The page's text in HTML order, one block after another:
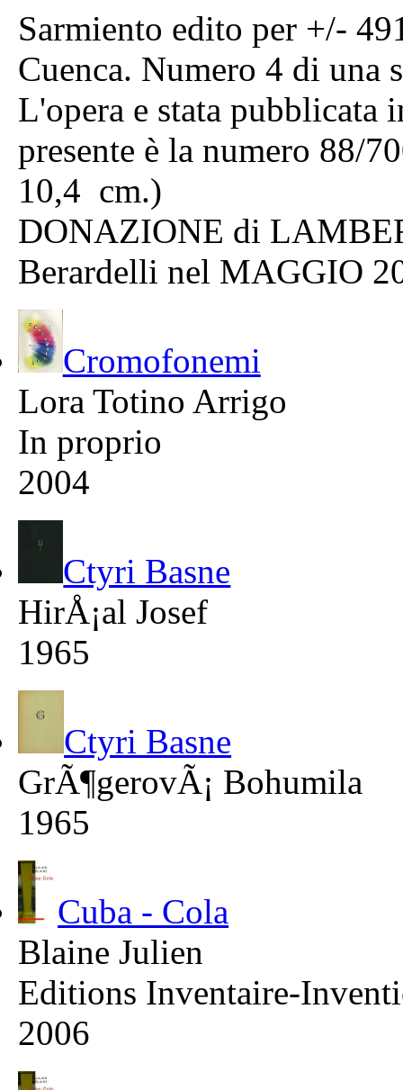
Sarmiento edito per +/-
Cuenca. Numero 4 di una
L'opera e stata pubblicata
presente è la numero 88/
10,4 cm.)
DONAZIONE di
Berardelli nel MAGGIO
Cromofonemi
Lora Totino Arrigo
In proprio
2004
Ctyri Basne
HirÅ¡al Josef
1965
Ctyri Basne
GrÃ¶gerovÃ¡ Bohumila
1965
Cuba - Cola
Blaine Julien
Editions Inventaire-
2006